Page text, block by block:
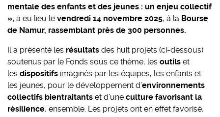
mentale des enfants et des jeunes : un enjeu collectif
», a eu lieu le vendredi 14 novembre 2025, à la Bourse
de Namur, rassemblant près de 300 personnes.
Il a présenté les résultats des huit projets (ci-dessous)
soutenus par le Fonds sous ce thème, les outils et
les dispositifs imaginés par les équipes, les enfants et
les jeunes, pour le développement d’environnements
collectifs bientraitants et d’une culture favorisant la
résilience, ensemble. Les projets ont en effet favorisé,